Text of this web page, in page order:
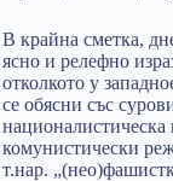
В крайна сметка,
ясно и релефно
отколкото у
се обясни със
националистическа
комунистически
т.нар.